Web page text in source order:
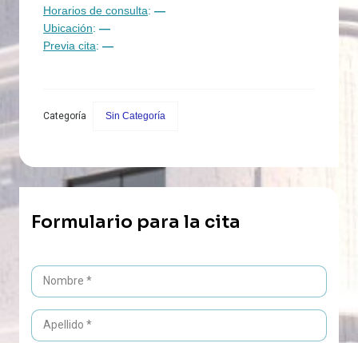
Horarios de consulta: —
Ubicación: —
Previa cita: —
Categoría Sin Categoría
Formulario para la cita